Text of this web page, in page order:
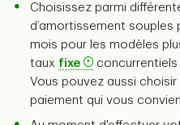
Choisissez parmi
d’amortissement souples
mois pour les modèles
taux fixe
concurrentiels
Vous pouvez aussi
paiement qui vous